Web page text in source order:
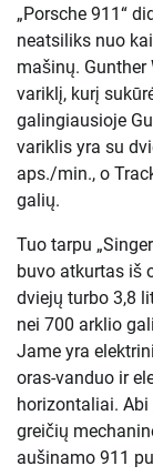
„Porsche 911“
neatsiliks nuo
mašinų.
variklį, kurį
galingiausioje
variklis yra su
aps./min., o
galių.
Tuo tarpu
buvo atkurtas iš
dviejų turbo 3,8
nei 700 arklio
Jame yra
oras-vanduo ir
horizontaliai.
greičių
aušinamo 911